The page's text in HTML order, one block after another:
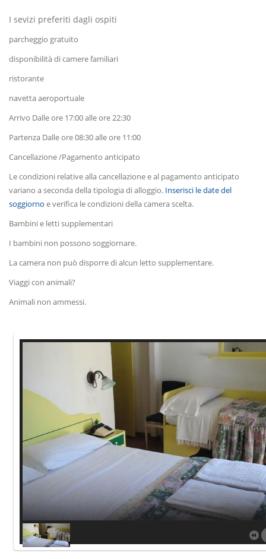
I sevizi preferiti dagli ospiti
parcheggio gratuito
disponibilità di camere familiari
ristorante
navetta aeroportuale
Arrivo Dalle ore 17:00 alle ore 22:30
Partenza Dalle ore 08:30 alle ore 11:00
Cancellazione /Pagamento anticipato
Le condizioni relative alla cancellazione e al pagamento anticipato
variano a seconda della tipologia di alloggio. Inserisci le date del
soggiorno e verifica le condizioni della camera scelta.
Bambini e letti supplementari
I bambini non possono soggiornare.
La camera non può disporre di alcun letto supplementare.
Viaggi con animali?
Animali non ammessi.